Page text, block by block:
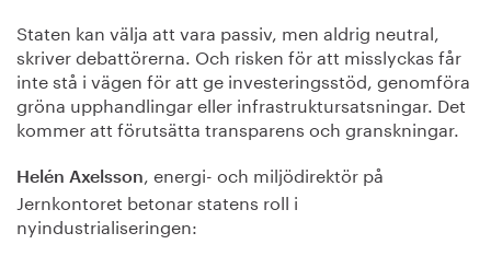
Staten kan välja att vara passiv, men aldrig neutral,
skriver debattörerna. Och risken för att misslyckas får
inte stå i vägen för att ge investeringsstöd, genomföra
gröna upphandlingar eller infrastruktursatsningar. Det
kommer att förutsätta transparens och granskningar.
Helén Axelsson, energi- och miljödirektör på
Jernkontoret betonar statens roll i
nyindustrialiseringen: